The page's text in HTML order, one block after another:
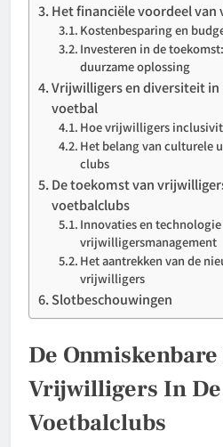
Het financiële voordeel
Kostenbesparing en
Investeren in de
duurzame oplossing
Vrijwilligers en diversiteit
voetbal
Hoe vrijwilligers
Het belang van culturele
clubs
De toekomst van
voetbalclubs
Innovaties en
vrijwilligersmanagement
Het aantrekken van de
vrijwilligers
Slotbeschouwingen
De Onmiskenbare
Vrijwilligers In
Voetbalclubs